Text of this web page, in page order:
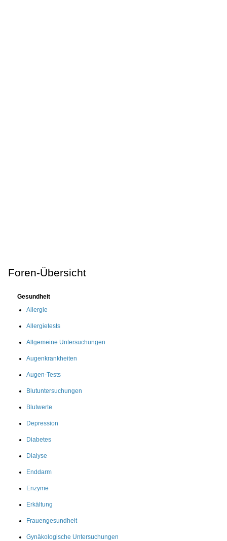
Foren-Übersicht
Gesundheit
Allergie
Allergietests
Allgemeine Untersuchungen
Augenkrankheiten
Augen-Tests
Blutuntersuchungen
Blutwerte
Depression
Diabetes
Dialyse
Enddarm
Enzyme
Erkältung
Frauengesundheit
Gynäkologische Untersuchungen